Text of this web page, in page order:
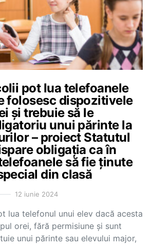
pot lua telefoanele
folosesc dispozitivele
și trebuie să le
unui părinte la
– proiect Statutul
obligația ca în
să fie ținute
din clasă
12 iunie 2024
lua telefonul unui elev dacă acesta
orei, fără permisiune și sunt
unui părinte sau elevului major,